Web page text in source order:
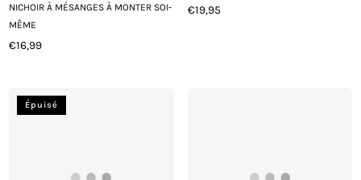
NICHOIR À MÉSANGES À MONTER SOI-
MÊME
Prix
€16,99
Prix
€19,95
Épuisé